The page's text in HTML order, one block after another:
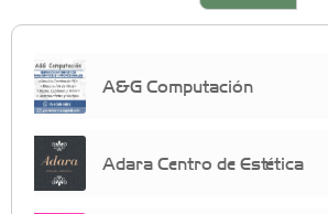
A&G Computación
Adara Centro de Estética